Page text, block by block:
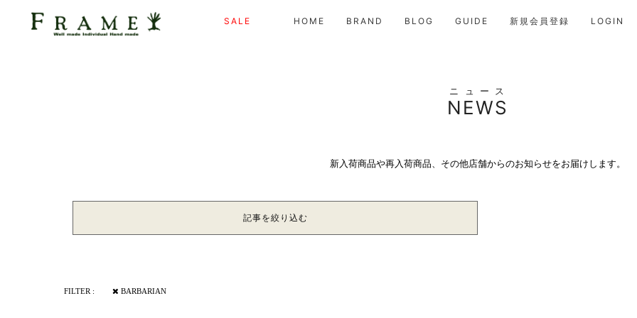
SALE HOME BRAND BLOG GUIDE 新規会員登録 LOGIN
NEWS
ニュース
新入荷商品や再入荷商品、その他店舗からのお知らせをお届けします。
記事を絞り込む
FILTER : BARBARIAN